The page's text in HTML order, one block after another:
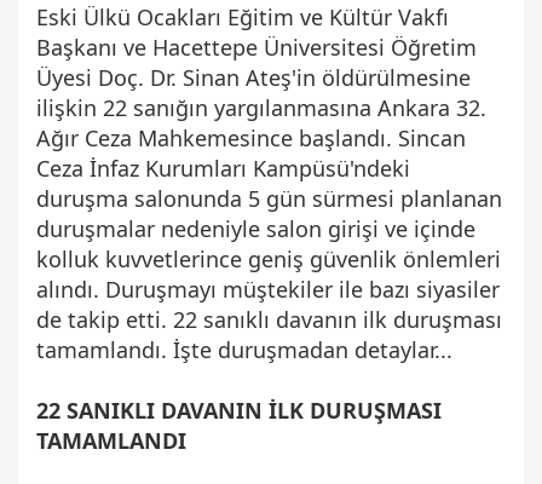
Eski Ülkü Ocakları Eğitim ve Kültür Vakfı
Başkanı ve Hacettepe Üniversitesi Öğretim
Üyesi Doç. Dr. Sinan Ateş'in öldürülmesine
ilişkin 22 sanığın yargılanmasına Ankara 32.
Ağır Ceza Mahkemesince başlandı. Sincan
Ceza İnfaz Kurumları Kampüsü'ndeki
duruşma salonunda 5 gün sürmesi planlanan
duruşmalar nedeniyle salon girişi ve içinde
kolluk kuvvetlerince geniş güvenlik önlemleri
alındı. Duruşmayı müştekiler ile bazı siyasiler
de takip etti. 22 sanıklı davanın ilk duruşması
tamamlandı. İşte duruşmadan detaylar...
22 SANIKLI DAVANIN İLK DURUŞMASI
TAMAMLANDI